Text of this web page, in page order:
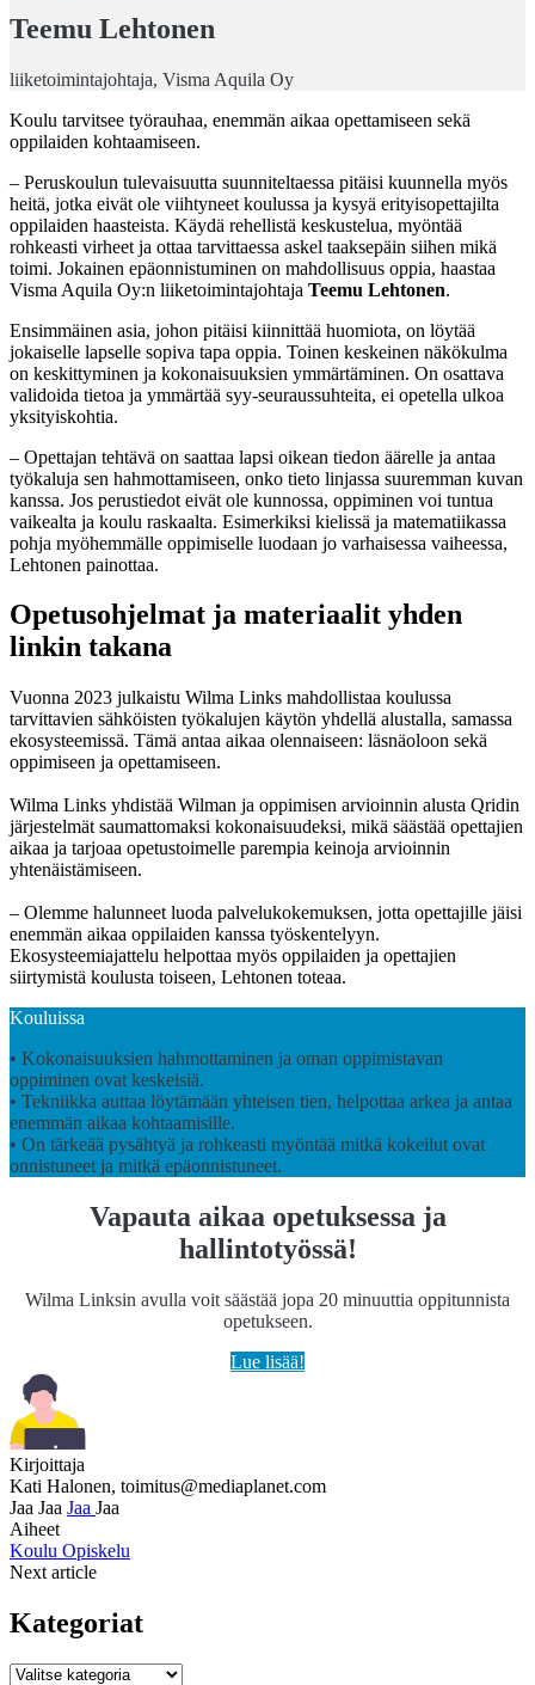
Teemu Lehtonen
liiketoimintajohtaja, Visma Aquila Oy
Koulu tarvitsee työrauhaa, enemmän aikaa opettamiseen sekä
oppilaiden kohtaamiseen.
– Peruskoulun tulevaisuutta suunniteltaessa pitäisi kuunnella myös
heitä, jotka eivät ole viihtyneet koulussa ja kysyä erityisopettajilta
oppilaiden haasteista. Käydä rehellistä keskustelua, myöntää
rohkeasti virheet ja ottaa tarvittaessa askel taaksepäin siihen mikä
toimi. Jokainen epäonnistuminen on mahdollisuus oppia, haastaa
Visma Aquila Oy:n liiketoimintajohtaja Teemu Lehtonen.
Ensimmäinen asia, johon pitäisi kiinnittää huomiota, on löytää
jokaiselle lapselle sopiva tapa oppia. Toinen keskeinen näkökulma
on keskittyminen ja kokonaisuuksien ymmärtäminen. On osattava
validoida tietoa ja ymmärtää syy-seuraussuhteita, ei opetella ulkoa
yksityiskohtia.
– Opettajan tehtävä on saattaa lapsi oikean tiedon äärelle ja antaa
työkaluja sen hahmottamiseen, onko tieto linjassa suuremman kuvan
kanssa. Jos perustiedot eivät ole kunnossa, oppiminen voi tuntua
vaikealta ja koulu raskaalta. Esimerkiksi kielissä ja matematiikassa
pohja myöhemmälle oppimiselle luodaan jo varhaisessa vaiheessa,
Lehtonen painottaa.
Opetusohjelmat ja materiaalit yhden
linkin takana
Vuonna 2023 julkaistu Wilma Links mahdollistaa koulussa
tarvittavien sähköisten työkalujen käytön yhdellä alustalla, samassa
ekosysteemissä. Tämä antaa aikaa olennaiseen: läsnäoloon sekä
oppimiseen ja opettamiseen.
Wilma Links yhdistää Wilman ja oppimisen arvioinnin alusta Qridin
järjestelmät saumattomaksi kokonaisuudeksi, mikä säästää opettajien
aikaa ja tarjoaa opetustoimelle parempia keinoja arvioinnin
yhtenäistämiseen.
– Olemme halunneet luoda palvelukokemuksen, jotta opettajille jäisi
enemmän aikaa oppilaiden kanssa työskentelyyn.
Ekosysteemiajattelu helpottaa myös oppilaiden ja opettajien
siirtymistä koulusta toiseen, Lehtonen toteaa.
Kouluissa
• Kokonaisuuksien hahmottaminen ja oman oppimistavan
oppiminen ovat keskeisiä.
• Tekniikka auttaa löytämään yhteisen tien, helpottaa arkea ja antaa
enemmän aikaa kohtaamisille.
• On tärkeää pysähtyä ja rohkeasti myöntää mitkä kokeilut ovat
onnistuneet ja mitkä epäonnistuneet.
Vapauta aikaa opetuksessa ja
hallintotyössä!
Wilma Linksin avulla voit säästää jopa 20 minuuttia oppitunnista
opetukseen.
Lue lisää!
Kirjoittaja
Kati Halonen, toimitus@mediaplanet.com
Jaa Jaa Jaa Jaa
Aiheet
Koulu Opiskelu
Next article
Kategoriat
Kategoriat